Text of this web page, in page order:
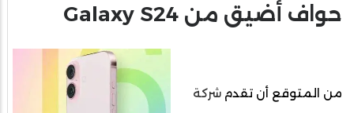
حواف أضيق من Galaxy S24
من المتوقع أن تقدم شركة